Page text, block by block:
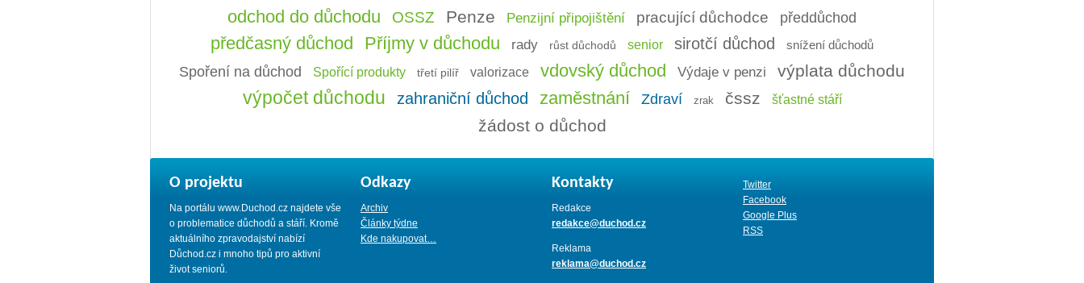
odchod do důchodu OSSZ Penze Penzijní připojištění pracující důchodce předdůchod
předčasný důchod Příjmy v důchodu rady růst důchodů senior sirotčí důchod snížení důchodů
Spoření na důchod Spořící produkty třetí pilíř valorizace vdovský důchod Výdaje v penzi výplata důchodu
výpočet důchodu zahraniční důchod zaměstnání Zdraví zrak čssz šťastné stáří
žádost o důchod
O projektu
Na portálu www.Duchod.cz najdete vše
o problematice důchodů a stáří. Kromě
aktuálního zpravodajství nabízí
Důchod.cz i mnoho tipů pro aktivní
život seniorů.
Odkazy
Archiv
Články týdne
Kde nakupovat…
Kontakty
Redakce
redakce@duchod.cz
Reklama
reklama@duchod.cz
Twitter
Facebook
Google Plus
RSS